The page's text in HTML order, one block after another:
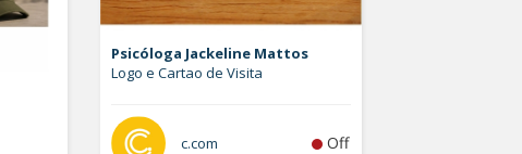
Psicóloga Jackeline Mattos
Logo e Cartao de Visita
c.com Off